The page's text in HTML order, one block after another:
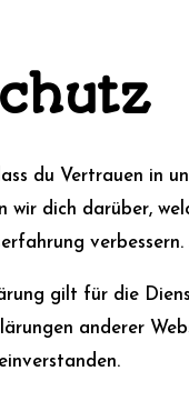
du Vertrauen in
wir dich darüber,
gilt für die
anderer